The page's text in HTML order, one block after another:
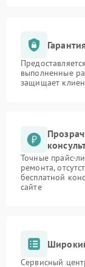
выполненные
защищает
Точные прайс-
ремонта,
бесплатной
сайте
Сервисный